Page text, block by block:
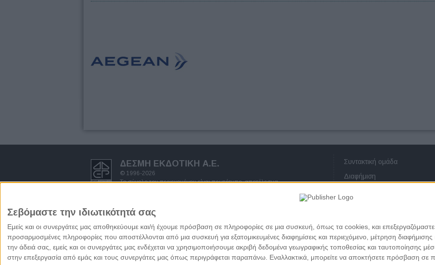
Σεβόμαστε την ιδιωτικότητά σας
Εμείς και οι συνεργάτες μας αποθηκεύουμε και/ή έχουμε πρόσβαση σε πληροφορίες σε μια συσκευή, όπως τα cookies, και
προσαρμοσμένες πληροφορίες που αποστέλλονται από μια συσκευή για εξατομικευμένες διαφημίσεις και περιεχόμενο, μέτρηση
την άδειά σας, εμείς και οι συνεργάτες μας ενδέχεται να χρησιμοποιήσουμε ακριβή δεδομένα γεωγραφικής τοποθεσίας και ταυτοποίησης
στην επεξεργασία από εμάς και τους συνεργάτες μας όπως περιγράφεται παραπάνω. Εναλλακτικά, μπορείτε να αποκτήσετε πρόσβαση σε
ΔΕΣΜΗ ΕΚΔΟΤΙΚΗ A.E.
© 1996-2026
Το σύνολο του περιεχομένου είναι πρωτότυπο, αποτέλεσμα
Απαγορεύεται η αντιγραφή ολόκληρου ή μέρους αυτού χωρίς προηγούμενη
γραπτή άδεια του Εκδότη.
Όροι χρήσης - πολιτική προστασίας προσωπικών δεδομένων
Συντακτική ομάδα
Διαφήμιση